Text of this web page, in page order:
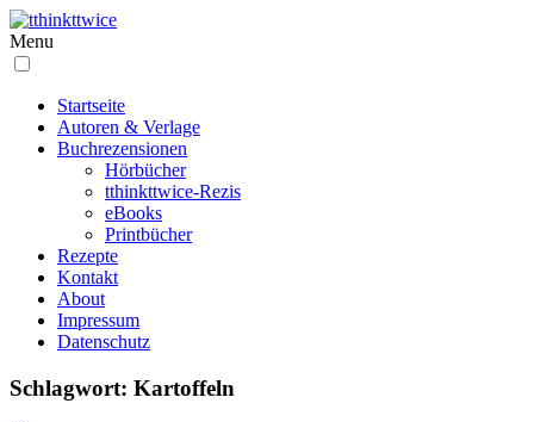
Menu
Startseite
Autoren & Verlage
Buchrezensionen
Hörbücher
tthinkttwice-Rezis
eBooks
Printbücher
Rezepte
Kontakt
About
Impressum
Datenschutz
Schlagwort: Kartoffeln